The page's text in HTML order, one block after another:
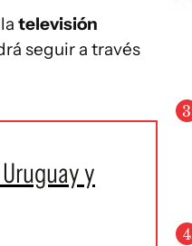
televisión
seguir a través
y